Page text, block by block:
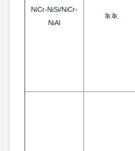
NiCr-NiSi/NiCr-
NiAl
के.के.